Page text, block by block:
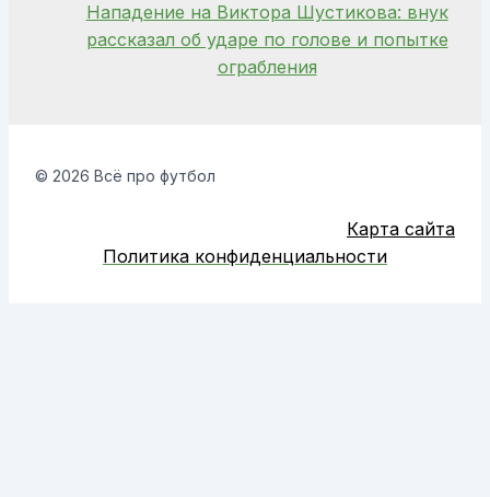
Нападение на Виктора Шустикова: внук
рассказал об ударе по голове и попытке
ограбления
© 2026 Всё про футбол
Карта сайта
Политика конфиденциальности